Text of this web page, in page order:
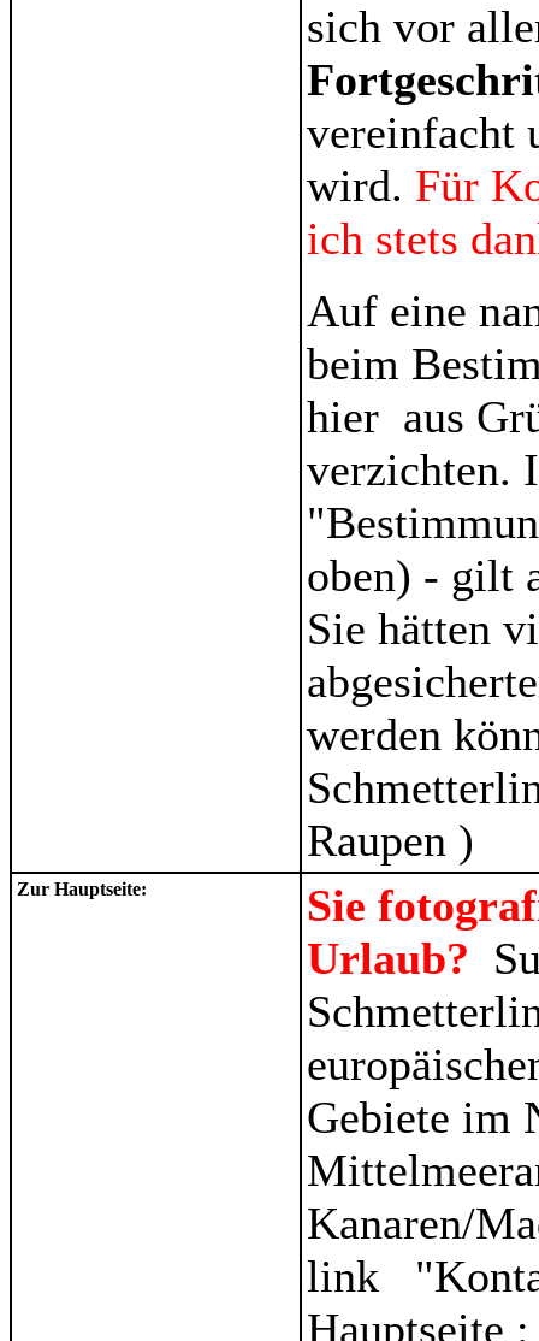
sich vor
vereinfacht
wird. Für
ich stets
Auf eine
beim
hier aus
verzichten.
oben) - gilt
Sie hätten
werden
Raupen )
Zur Hauptseite:
Sie
Urlaub?
Gebiete im
Kanaren/
link
Hauptseite